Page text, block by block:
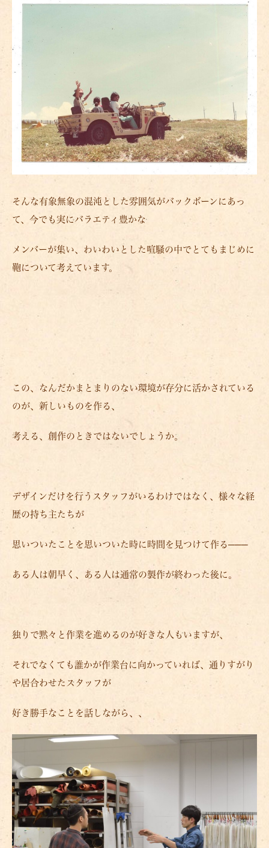
そんな有象無象の混沌とした雰囲気がバックボーンにあっ
て、今でも実にバラエティ豊かな
メンバーが集い、わいわいとした喧騒の中でとてもまじめに
鞄について考えています。
この、なんだかまとまりのない環境が存分に活かされている
のが、新しいものを作る、
考える、創作のときではないでしょうか。
デザインだけを行うスタッフがいるわけではなく、様々な経
歴の持ち主たちが
思いついたことを思いついた時に時間を見つけて作る───
ある人は朝早く、ある人は通常の製作が終わった後に。
独りで黙々と作業を進めるのが好きな人もいますが、
それでなくても誰かが作業台に向かっていれば、通りすがり
や居合わせたスタッフが
好き勝手なことを話しながら、、